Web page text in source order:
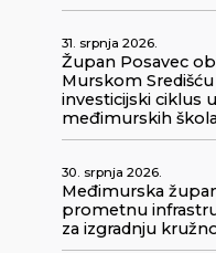
31. srpnja 2026.
Župan Posavec
Murskom Središću
investicijski ciklus
međimurskih
30. srpnja 2026.
Međimurska
prometnu
za izgradnju